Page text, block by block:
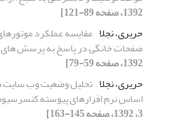
1392، صفحه 89-121]
حریری، نجلا مقایسه عملکرد
صفحات خانگی در پاسخ به پرسش های
1392، صفحه 59-79]
حریری، نجلا تحلیل وضعیت وب سایت
اساس نرم افزارهای پیوسته
3، 1392، صفحه 145-163]